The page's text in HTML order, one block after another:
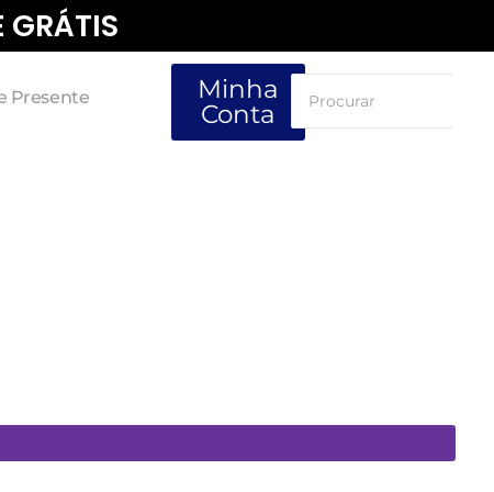
Presente
Minha
Conta